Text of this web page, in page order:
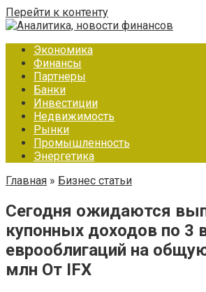
Перейти к контенту
Экономика
Финансы
Партнеры
Банки
Инвестиции
Недвижимость
Рынки
Промышленность
Энергетика
Главная » Бизнес статьи
Сегодня ожидаются
купонных доходов по 3
еврооблигаций на
млн От IFX